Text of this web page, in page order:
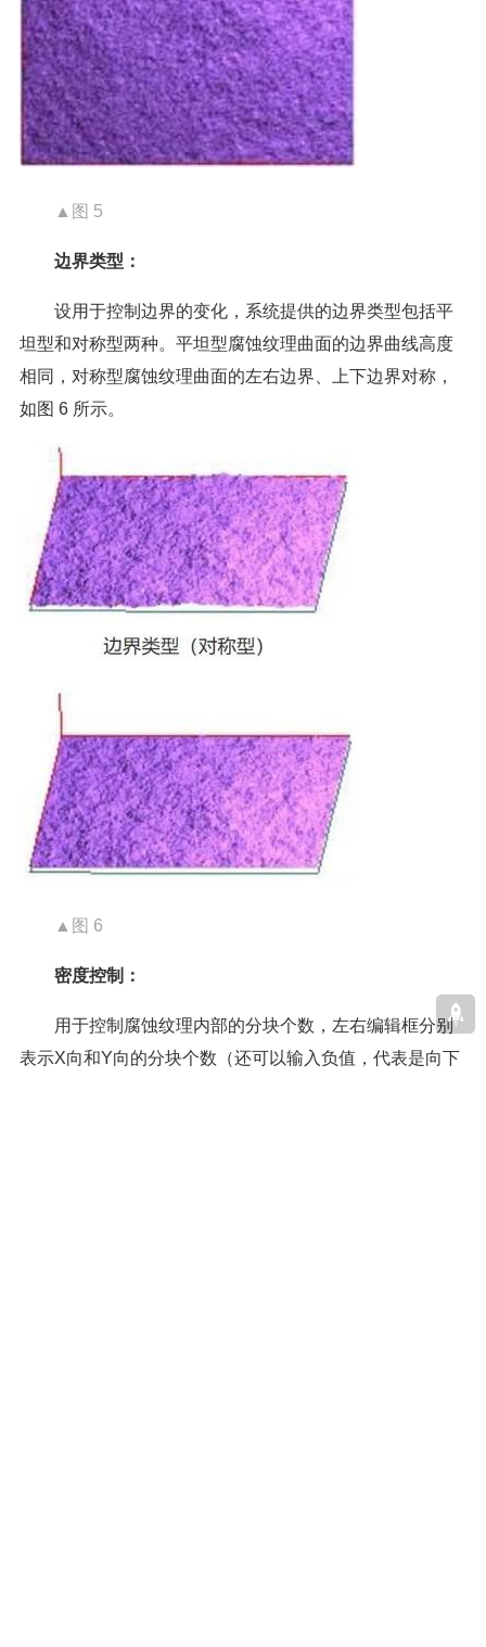
▲图 5
边界类型：
设用于控制边界的变化，系统提供的边界类型包括平
坦型和对称型两种。平坦型腐蚀纹理曲面的边界曲线高度
相同，对称型腐蚀纹理曲面的左右边界、上下边界对称，
如图 6 所示。
▲图 6
密度控制：
用于控制腐蚀纹理内部的分块个数，左右编辑框分别
表示X向和Y向的分块个数（还可以输入负值，代表是向下